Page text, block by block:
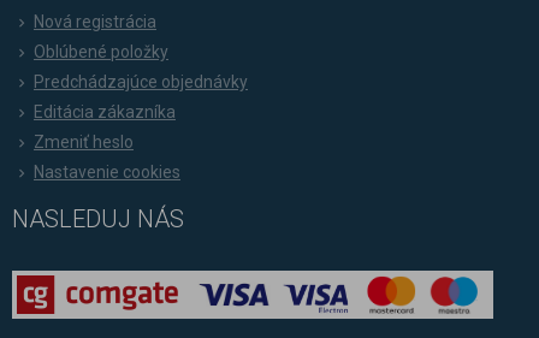
Nová registrácia
Oblúbené položky
Predchádzajúce objednávky
Editácia zákazníka
Zmeniť heslo
Nastavenie cookies
NASLEDUJ NÁS